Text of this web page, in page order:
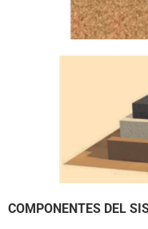
COMPONENTES DEL